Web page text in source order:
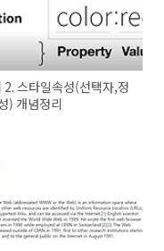
2. 스타일속성(선택자,정
) 개념정리